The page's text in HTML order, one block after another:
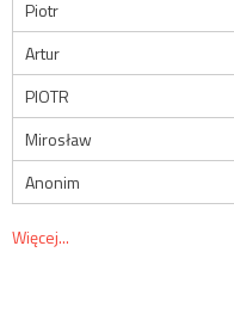
Piotr
Artur
PIOTR
Mirosław
Anonim
Więcej...